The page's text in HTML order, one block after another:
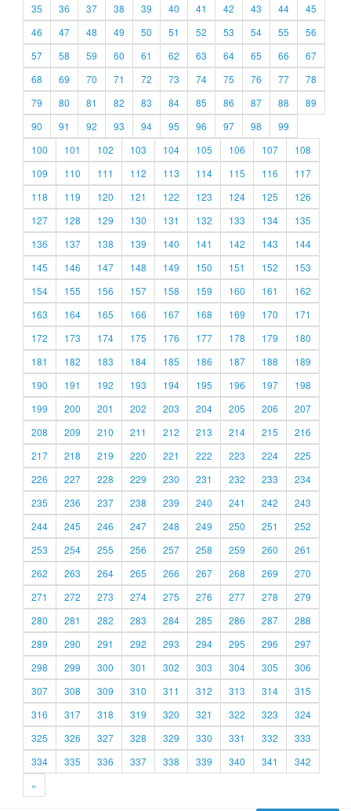
35
36 37 38 39 40 41 42 43 44
45
46
47 48 49 50 51 52 53 54 55
56
57
58 59 60 61 62 63 64 65 66
67
68
69 70 71 72 73 74 75 76 77
78
79
80 81 82 83 84 85 86 87 88
89
90
91 92 93 94 95 96 97 98
99
100
101 102 103 104 105 106 107
108
109
110 111 112 113 114 115 116
117
118
119 120 121 122 123 124 125
126
127
128 129 130 131 132 133 134
135
136
137 138 139 140 141 142 143
144
145
146 147 148 149 150 151 152
153
154
155 156 157 158 159 160 161
162
163
164 165 166 167 168 169 170
171
172
173 174 175 176 177 178 179
180
181
182 183 184 185 186 187 188
189
190
191 192 193 194 195 196 197
198
199
200 201 202 203 204 205 206
207
208
209 210 211 212 213 214 215
216
217
218 219 220 221 222 223 224
225
226
227 228 229 230 231 232 233
234
235
236 237 238 239 240 241 242
243
244
245 246 247 248 249 250 251
252
253
254 255 256 257 258 259 260
261
262
263 264 265 266 267 268 269
270
271
272 273 274 275 276 277 278
279
280
281 282 283 284 285 286 287
288
289
290 291 292 293 294 295 296
297
298
299 300 301 302 303 304 305
306
307
308 309 310 311 312 313 314
315
316
317 318 319 320 321 322 323
324
325
326 327 328 329 330 331 332
333
334
335 336 337 338 339 340 341
342
»